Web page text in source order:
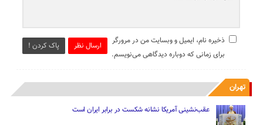
ارسال نظر پاک کردن !
ذخیره نام، ایمیل و وبسایت من در مرورگر
برای زمانی که دوباره دیدگاهی می‌نویسم.
تهران
عقب‌نشینی آمریکا نشانه شکست در برابر ایران است